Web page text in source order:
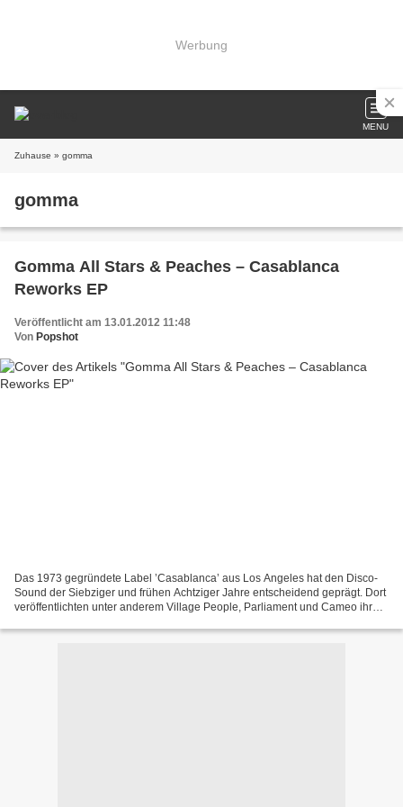
Werbung
MENU
Zuhause » gomma
gomma
Gomma All Stars & Peaches – Casablanca
Reworks EP
Veröffentlicht am 13.01.2012 11:48
Von Popshot
Das 1973 gegründete Label ’Casablanca’ aus Los Angeles hat den Disco-
Sound der Siebziger und frühen Achtziger Jahre entscheidend geprägt. Dort
veröffentlichten unter anderem Village People, Parliament und Cameo ihre